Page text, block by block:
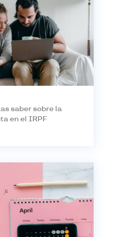
saber sobre la
en el IRPF